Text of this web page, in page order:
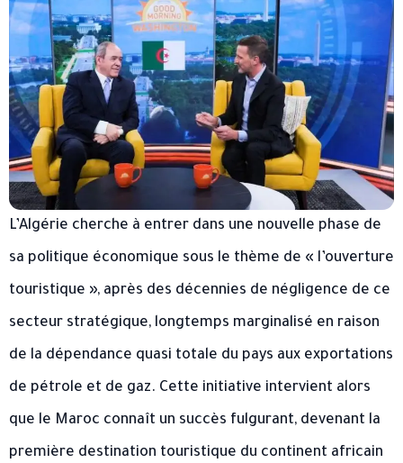
L’Algérie cherche à entrer dans une nouvelle phase de
sa politique économique sous le thème de « l’ouverture
touristique », après des décennies de négligence de ce
secteur stratégique, longtemps marginalisé en raison
de la dépendance quasi totale du pays aux exportations
de pétrole et de gaz. Cette initiative intervient alors
que le Maroc connaît un succès fulgurant, devenant la
première destination touristique du continent africain